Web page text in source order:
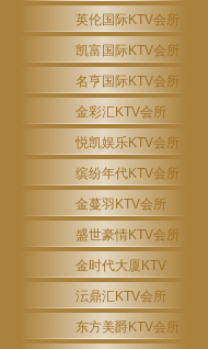
英伦国际KTV会所
凯富国际KTV会所
名亨国际KTV会所
金彩汇KTV会所
悦凯娱乐KTV会所
缤纷年代KTV会所
金蔓羽KTV会所
盛世豪情KTV会所
金时代大厦KTV
沄鼎汇KTV会所
东方美爵KTV会所